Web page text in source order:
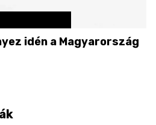
idén a Magyarország